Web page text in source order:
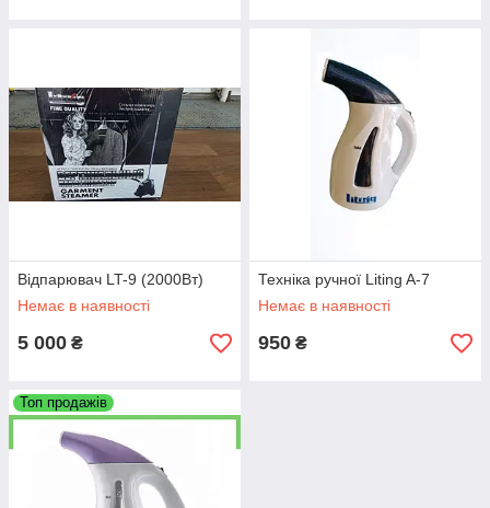
Відпарювач LT-9 (2000Вт)
Немає в наявності
5 000 ₴
Техніка ручної Liting A-7
Немає в наявності
950 ₴
Топ продажів